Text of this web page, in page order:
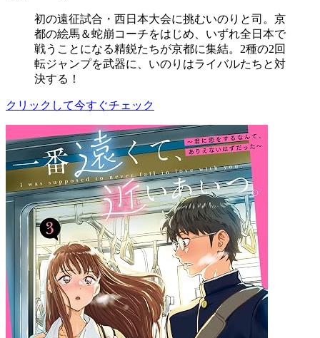
初の遠征試合・西日本大会に挑むいのりと司。京
都の絵馬＆蛇崩コーチをはじめ、いずれ全日本で
戦うことになる精鋭たちが京都に集結。2種の2回
転ジャンプを武器に、いのりはライバルたちと対
決する！
クリックして今すぐチェック